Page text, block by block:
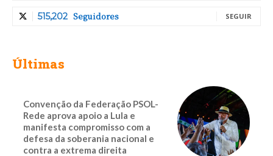
515,202 Seguidores SEGUIR
Últimas
Convenção da Federação PSOL-
Rede aprova apoio a Lula e
manifesta compromisso com a
defesa da soberania nacional e
contra a extrema direita